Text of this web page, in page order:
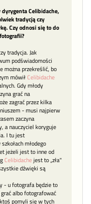
Celibidache,
tradycją czy
Czy odnosi się to do
tradycja. Jak
podświadomości
można przekreślić, bo
mówiłCelibidache
Gdy młody
grać na
zagrać przez kilka
- musi najpierw
zaczyna
a nauczyciel koryguje
I tu jest
młodego
jeżeli jest to inne od
Celibidachejest to „zła"
dźwięki są
- u fotografa będzie to
albo fotografować
pomyli się w tych